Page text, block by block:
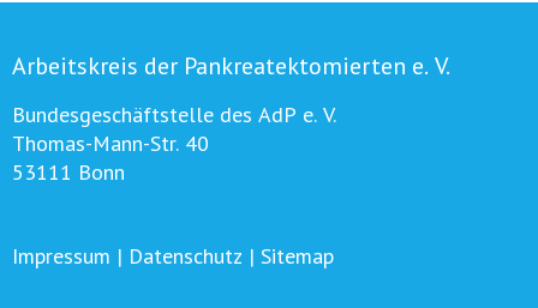
Arbeitskreis der Pankreatektomierten e. V.
Bundesgeschäftstelle des AdP e. V.
Thomas-Mann-Str. 40
53111 Bonn
Impressum | Datenschutz | Sitemap